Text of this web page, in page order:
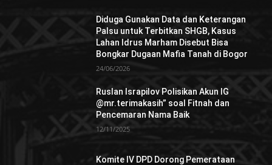
Diduga Gunakan Data dan Keterangan
Palsu untuk Terbitkan SHGB, Kasus
Lahan Idrus Marham Disebut Bisa
Bongkar Dugaan Mafia Tanah di Bogor
24/06/2026
Ruslan Israpilov Polisikan Akun IG
@mr.terimakasih” soal Fitnah dan
Pencemaran Nama Baik
12/11/2025
Komite IV DPD Dorong Pemerataan